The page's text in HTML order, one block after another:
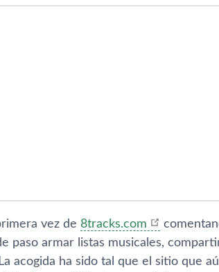
vez de 8tracks.com
paso armar listas musicales,
acogida ha sido tal que el sitio que